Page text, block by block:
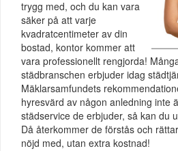
trygg med, och du kan vara
säker på att varje
kvadratcentimeter av din
bostad, kontor kommer att
vara professionellt rengjorda!
städbranschen erbjuder idag
Mäklarsamfundets
hyresvärd av någon anledning inte
städservice de erbjuder, så kan du
Då återkommer de förstås och
nöjd med, utan extra kostnad!